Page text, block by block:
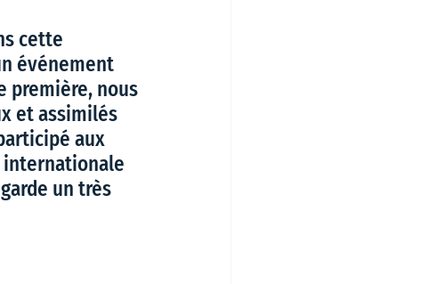
cette
événement
première, nous
et assimilés
aux
internationale
un très